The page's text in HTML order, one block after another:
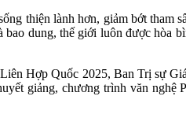
thiện lành hơn, giảm bớt tham
dung, thế giới luôn được hòa
Hợp Quốc 2025, Ban Trị sự
giảng, chương trình văn